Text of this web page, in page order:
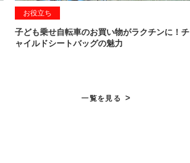
お役立ち
子ども乗せ自転車のお買い物がラクチンに！チ
ャイルドシートバッグの魅力
一覧を見る >